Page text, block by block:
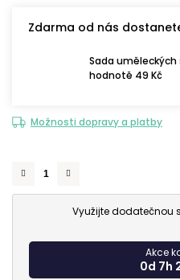
Zdarma od nás
Sada
hodnotě 49 Kč
Možnosti dopravy a platby
Využijte dodatečnou
Akce
0d 7h